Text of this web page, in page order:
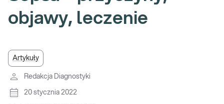
objawy, leczenie
Artykuły
Redakcja Diagnostyki
20 stycznia 2022